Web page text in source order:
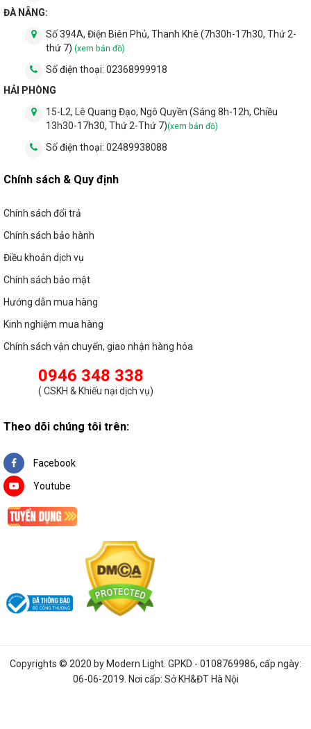
ĐÀ NẴNG:
Số 394A, Điện Biên Phủ, Thanh Khê (7h30h-17h30, Thứ 2-
thứ 7) (xem bản đồ)
Số điện thoại: 02368999918
HẢI PHÒNG
15-L2, Lê Quang Đạo, Ngô Quyền (Sáng 8h-12h, Chiều
13h30-17h30, Thứ 2-Thứ 7)(xem bản đồ)
Số điện thoại: 02489938088
Chính sách & Quy định
Chính sách đổi trả
Chính sách bảo hành
Điều khoản dịch vụ
Chính sách bảo mật
Hướng dẫn mua hàng
Kinh nghiệm mua hàng
Chính sách vận chuyển, giao nhận hàng hóa
0946 348 338
( CSKH & Khiếu nại dịch vụ)
Theo dõi chúng tôi trên:
Facebook
Youtube
Copyrights © 2020 by Modern Light . GPKD - 0108769986, cấp ngày:
06-06-2019. Nơi cấp: Sở KH&ĐT Hà Nội